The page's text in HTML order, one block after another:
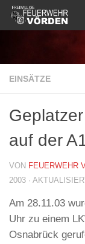
Zum Inhalt
EINSÄTZE
auf der
VON FEUERWEHR
2003 ·
Am 28.11.03
Uhr zu einem
Osnabrück